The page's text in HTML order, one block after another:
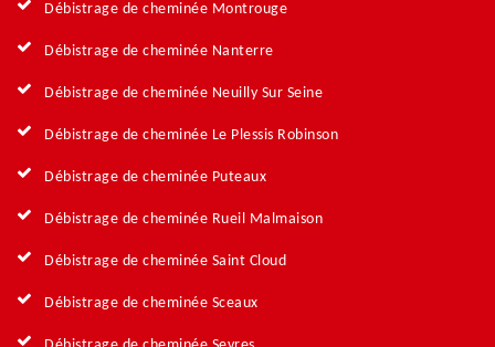
Débistrage de cheminée Montrouge
Débistrage de cheminée Nanterre
Débistrage de cheminée Neuilly Sur Seine
Débistrage de cheminée Le Plessis Robinson
Débistrage de cheminée Puteaux
Débistrage de cheminée Rueil Malmaison
Débistrage de cheminée Saint Cloud
Débistrage de cheminée Sceaux